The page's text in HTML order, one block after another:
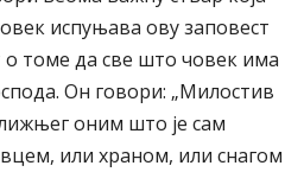
испуњава ову заповест
о томе да све што човек има
Он говори: „Милостив
оним што је сам
или храном, или снагом